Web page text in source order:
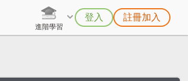
進階學習
登入 註冊加入